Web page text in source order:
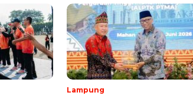
Lampung